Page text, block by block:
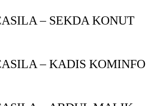
– SEKDA KONUT
– KADIS KOMINFO